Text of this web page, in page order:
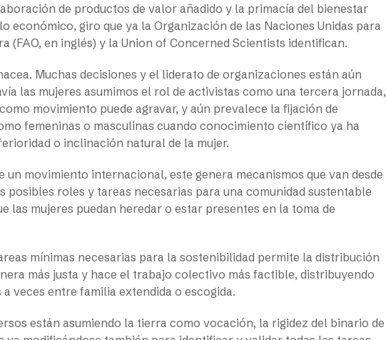
de productos de valor añadido y la primacía del bienestar
económico, giro que ya la Organización de las Naciones Unidas para
(FAO, en inglés) y la Union of Concerned Scientists identifican.
Muchas decisiones y el liderato de organizaciones están aún
las mujeres asumimos el rol de activistas como una tercera jornada,
movimiento puede agravar, y aún prevalece la fijación de
femeninas o masculinas cuando conocimiento científico ya ha
o inclinación natural de la mujer.
movimiento internacional, este genera mecanismos que van desde
posibles roles y tareas necesarias para una comunidad sustentable
las mujeres puedan heredar o estar presentes en la toma de
mínimas necesarias para la sostenibilidad permite la distribución
más justa y hace el trabajo colectivo más factible, distribuyendo
veces entre familia extendida o escogida.
están asumiendo la tierra como vocación, la rigidez del binario de